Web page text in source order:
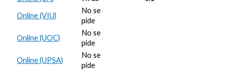
Online (VIU)
No se
pide
Online (UOC)
No se
pide
Online (UPSA)
No se
pide